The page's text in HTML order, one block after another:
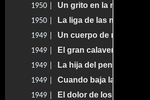
1950 | Un grito en la noche
1950 | La liga de las muchachas
1949 | Un cuerpo de mujer
1949 | El gran calavera
1949 | La hija del penal
1949 | Cuando baja la marea
1949 | El dolor de los hijos